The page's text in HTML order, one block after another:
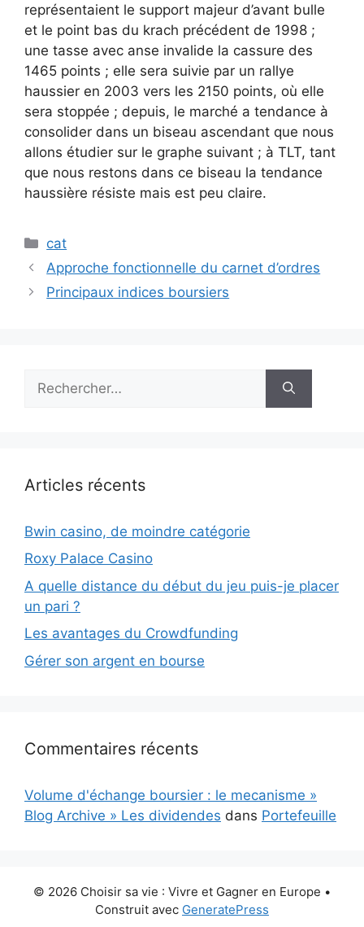
représentaient le support majeur d’avant bulle
et le point bas du krach précédent de 1998 ;
une tasse avec anse invalide la cassure des
1465 points ; elle sera suivie par un rallye
haussier en 2003 vers les 2150 points, où elle
sera stoppée ; depuis, le marché a tendance à
consolider dans un biseau ascendant que nous
allons étudier sur le graphe suivant ; à TLT, tant
que nous restons dans ce biseau la tendance
haussière résiste mais est peu claire.
Catégories
cat
Approche fonctionnelle du carnet d’ordres
Principaux indices boursiers
Articles récents
Bwin casino, de moindre catégorie
Roxy Palace Casino
A quelle distance du début du jeu puis-je placer
un pari ?
Les avantages du Crowdfunding
Gérer son argent en bourse
Commentaires récents
Volume d'échange boursier : le mecanisme »
Blog Archive » Les dividendes dans Portefeuille
© 2026 Choisir sa vie : Vivre et Gagner en Europe •
Construit avec GeneratePress